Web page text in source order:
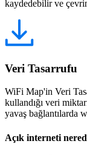
kaydedebilir ve
Veri Tasarrufu
WiFi Map'in Veri
kullandığı veri
yavaş bağlantılarda
Açık interneti